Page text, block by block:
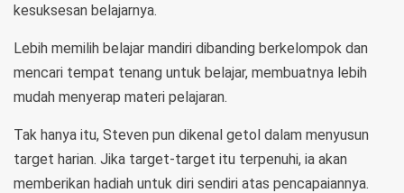
kesuksesan belajarnya.
Lebih memilih belajar mandiri dibanding berkelompok dan
mencari tempat tenang untuk belajar, membuatnya lebih
mudah menyerap materi pelajaran.
Tak hanya itu, Steven pun dikenal getol dalam menyusun
target harian. Jika target-target itu terpenuhi, ia akan
memberikan hadiah untuk diri sendiri atas pencapaiannya.